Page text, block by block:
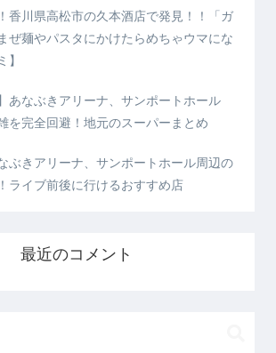
香川県高松市の久本酒店で発見！！「ガ
ぜ麺やパスタにかけたらめちゃウマにな
】
あなぶきアリーナ、サンポートホール
を完全回避！地元のスーパーまとめ
ぶきアリーナ、サンポートホール周辺の
ライブ前後に行けるおすすめ店
最近のコメント